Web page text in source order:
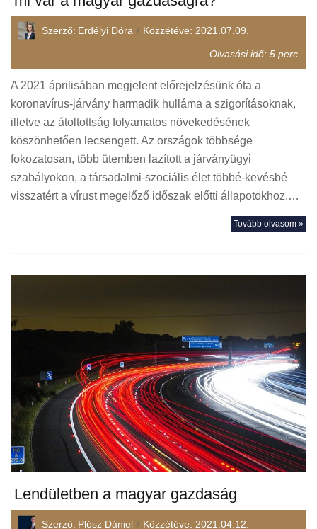
Szerző: Erdélyi Dóra Közzétéve: 2021.07.09.
Olvasási idő: 5 perc
A 2021 áprilisában megjelent előrejelzésünk óta a
koronavírus-járvány harmadik hulláma a szigorításoknak,
illetve az átoltottság folyamatos növekedésének
köszönhetően lecsengett. Az országok többsége
fokozatosan, több ütemben lazított a járványügyi
szabályokon, a társadalmi-szociális élet többé-kevésbé
visszatért a vírust megelőző időszak előtti állapotokhoz.…
Tovább olvasom »
Lendületben a magyar gazdaság
Szerző: Plósz Dániel Közzétéve: 2021.04.12.